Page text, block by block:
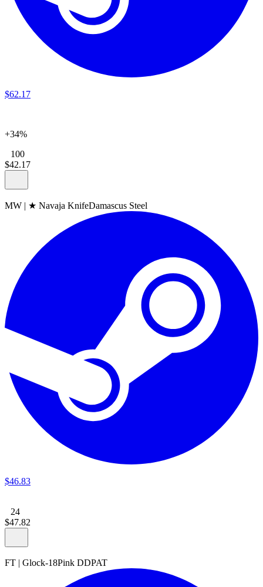
$62.17
+34%
100
$42.17
MW | ★ Navaja KnifeDamascus Steel
$46.83
24
$47.82
FT | Glock-18Pink DDPAT